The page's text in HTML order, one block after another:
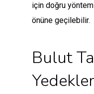
için doğru
önüne geçilebilir.
Bulut